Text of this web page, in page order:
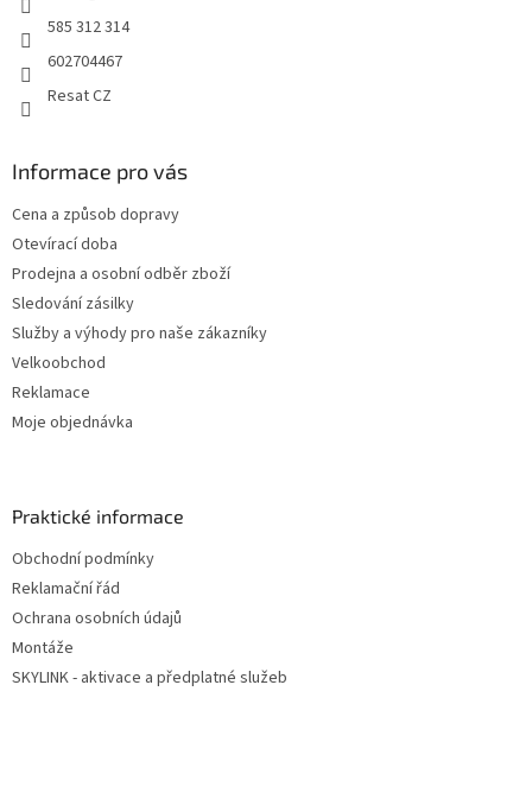
585 312 314
602704467
Resat CZ
Informace pro vás
Cena a způsob dopravy
Otevírací doba
Prodejna a osobní odběr zboží
Sledování zásilky
Služby a výhody pro naše zákazníky
Velkoobchod
Reklamace
Moje objednávka
Praktické informace
Obchodní podmínky
Reklamační řád
Ochrana osobních údajů
Montáže
SKYLINK - aktivace a předplatné služeb